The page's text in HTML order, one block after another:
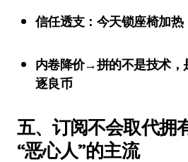
信任透支：今天锁座椅加
内卷降价→拼的不是技术，是谁更便宜→劣币驱
逐良币
五、订阅不会取代拥
“恶心人”的主流